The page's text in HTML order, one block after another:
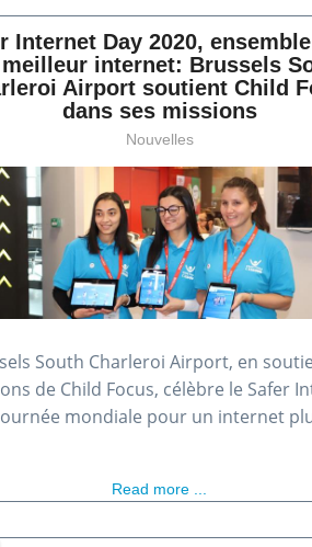
Internet Day 2020,
meilleur internet: Brussels
Airport soutient Child
dans ses missions
Nouvelles
South Charleroi Airport, en
de Child Focus, célèbre le Safer
mondiale pour un internet
Read more ...